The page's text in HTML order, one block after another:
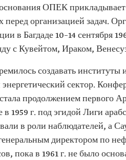
ОПЕК
организацией задач.
в Багдаде 10–14 сентября
с Кувейтом, Ираком,
создавать
сектор.
продолжением первого
1959 г. под эгидой Лиги
в роли наблюдателей, а
директором по
пока в 1961 г. не было